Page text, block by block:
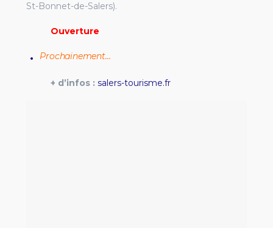
St-Bonnet-de-Salers).
Ouverture
Prochainement…
+ d’infos : salers-tourisme.fr